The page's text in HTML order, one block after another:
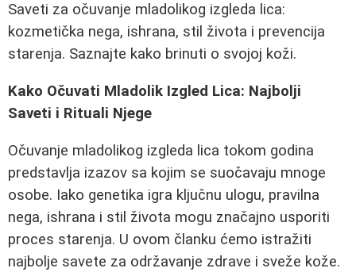
Saveti za očuvanje mladolikog izgleda lica:
kozmetička nega, ishrana, stil života i prevencija
starenja. Saznajte kako brinuti o svojoj koži.
Kako Očuvati Mladolik Izgled Lica: Najbolji
Saveti i Rituali Njege
Očuvanje mladolikog izgleda lica tokom godina
predstavlja izazov sa kojim se suočavaju mnoge
osobe. Iako genetika igra ključnu ulogu, pravilna
nega, ishrana i stil života mogu značajno usporiti
proces starenja. U ovom članku ćemo istražiti
najbolje savete za održavanje zdrave i sveže kože.